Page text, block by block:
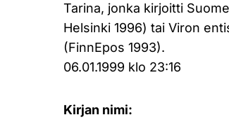
Tarina, jonka kirjoitti
Helsinki 1996) tai Viron
(FinnEpos 1993).
06.01.1999 klo 23:16
Kirjan nimi: